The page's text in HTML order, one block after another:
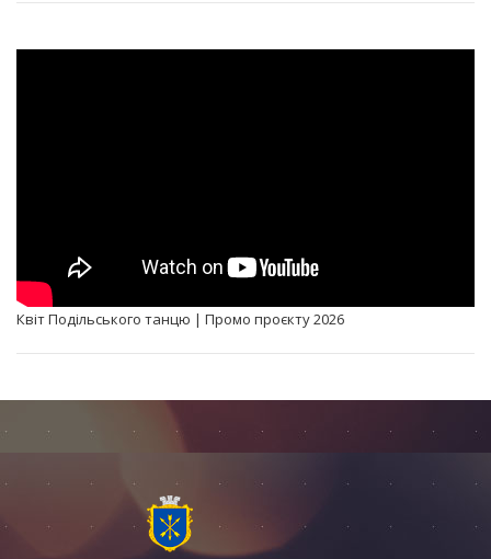
Квіт Подільського танцю | Промо проєкту 2026